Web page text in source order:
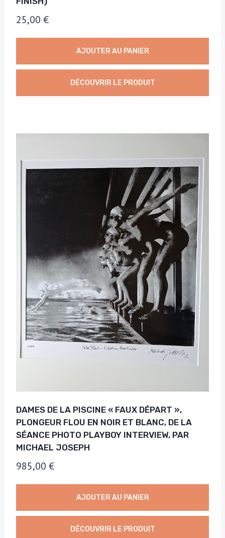
25,00 €
AJOUTER AU PANIER
DÉCOUVRIR LE PRODUIT
DAMES DE LA PISCINE « FAUX DÉPART »,
PLONGEUR FLOU EN NOIR ET BLANC, DE LA
SÉANCE PHOTO PLAYBOY INTERVIEW, PAR
MICHAEL JOSEPH
985,00 €
AJOUTER AU PANIER
DÉCOUVRIR LE PRODUIT